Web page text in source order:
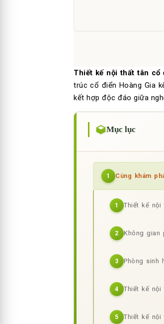
Thiết kế nội thất tân cổ
trúc cổ điển Hoàng Gia
kết hợp độc đáo giữa
Mục lục
1 Cùng khám
1 Thiết kế
2 Không gian
3 Phòng sinh
4 Thiết kế nội
5 Thiết kế nội